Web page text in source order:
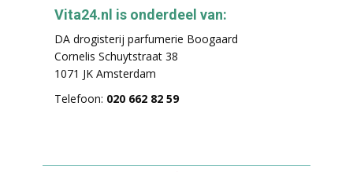
Vita24.nl is onderdeel van:
DA drogisterij parfumerie Boogaard
Cornelis Schuytstraat 38
1071 JK Amsterdam
Telefoon: 020 662 82 59